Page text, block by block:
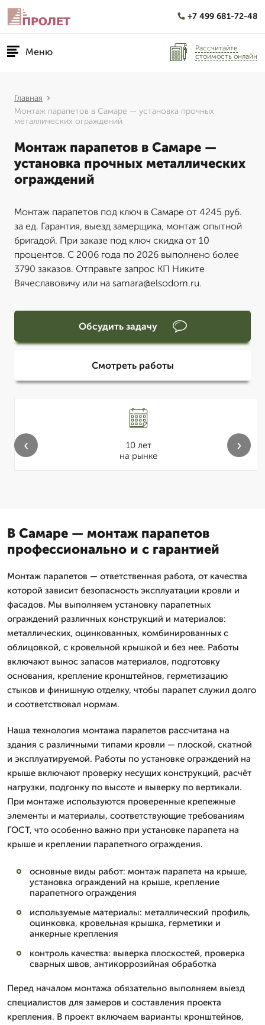
+7 499 681-72-48
Меню
Рассчитайте
стоимость онлайн
Главная
Монтаж парапетов в Самаре — установка прочных
металлических ограждений
Монтаж парапетов в Самаре —
установка прочных металлических
ограждений
Монтаж парапетов под ключ в Самаре от 4245 руб.
за ед. Гарантия, выезд замерщика, монтаж опытной
бригадой. При заказе под ключ скидка от 10
процентов. С 2006 года по 2026 выполнено более
3790 заказов. Отправьте запрос КП Никите
Вячеславовичу или на samara@elsodom.ru.
Обсудить задачу
Смотреть работы
10 лет
на рынке
‹ ›
В Самаре — монтаж парапетов
профессионально и с гарантией
Монтаж парапетов — ответственная работа, от качества
которой зависит безопасность эксплуатации кровли и
фасадов. Мы выполняем установку парапетных
ограждений различных конструкций и материалов:
металлических, оцинкованных, комбинированных с
облицовкой, с кровельной крышкой и без нее. Работы
включают вынос запасов материалов, подготовку
основания, крепление кронштейнов, герметизацию
стыков и финишную отделку, чтобы парапет служил долго
и соответствовал нормам.
Наша технология монтажа парапетов рассчитана на
здания с различными типами кровли — плоской, скатной
и эксплуатируемой. Работы по установке ограждений на
крыше включают проверку несущих конструкций, расчёт
нагрузки, подгонку по высоте и выверку по вертикали.
При монтаже используются проверенные крепежные
элементы и материалы, соответствующие требованиям
ГОСТ, что особенно важно при установке парапета на
крыше и креплении парапетного ограждения.
основные виды работ: монтаж парапета на крыше,
установка ограждений на крыше, крепление
парапетного ограждения
используемые материалы: металлический профиль,
оцинковка, кровельная крышка, герметики и
анкерные крепления
контроль качества: выверка плоскостей, проверка
сварных швов, антикоррозийная обработка
Перед началом монтажа обязательно выполняем выезд
специалистов для замеров и составления проекта
крепления. В проект включаем варианты кронштейнов,